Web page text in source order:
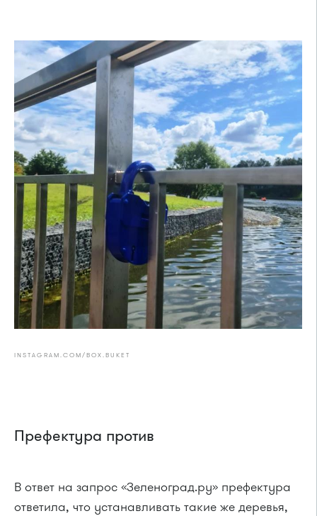
INSTAGRAM.COM/BOX.BUKET
Префектура против
В ответ на запрос «Зеленоград.ру» префектура
ответила, что устанавливать такие же деревья,